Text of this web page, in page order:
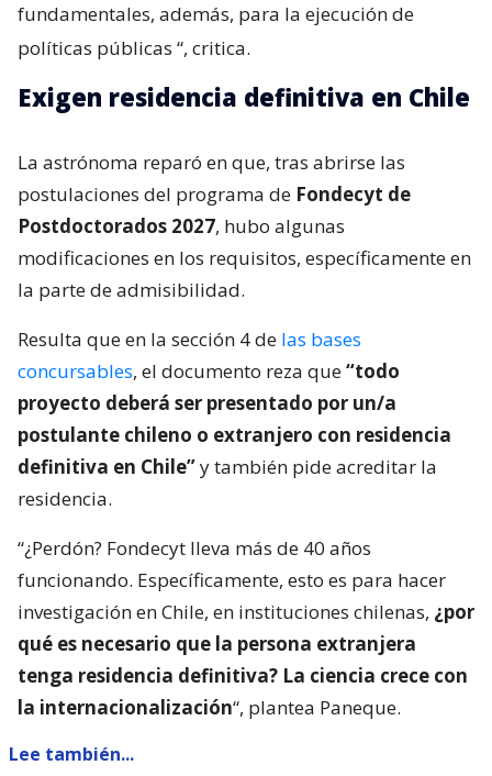
fundamentales, además, para la ejecución de
políticas públicas “, critica.
Exigen residencia definitiva en Chile
La astrónoma reparó en que, tras abrirse las
postulaciones del programa de Fondecyt de
Postdoctorados 2027, hubo algunas
modificaciones en los requisitos, específicamente en
la parte de admisibilidad.
Resulta que en la sección 4 de las bases
concursables, el documento reza que“todo
proyecto deberá ser presentado por un/a
postulante chileno o extranjero con residencia
definitiva en Chile”y también pide acreditar la
residencia.
“¿Perdón? Fondecyt lleva más de 40 años
funcionando. Específicamente, esto es para hacer
investigación en Chile, en instituciones chilenas, ¿por
qué es necesario que la persona extranjera
tenga residencia definitiva? La ciencia crece con
la internacionalización“, plantea Paneque.
Lee también...